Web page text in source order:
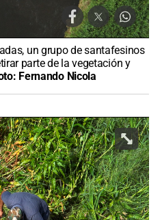
un grupo de santafesinos
parte de la vegetación y
Fernando Nicola